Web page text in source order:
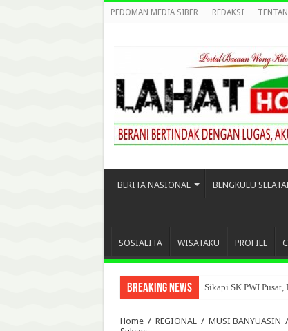
PEDOMAN MEDIA SIBER REDAKSI
BERITA NASIONAL BENGKULU
SOSIALITA WISATAKU PROFILE
Breaking News Sikapi SK PWI
Home / REGIONAL / MUSI BANYUASIN /